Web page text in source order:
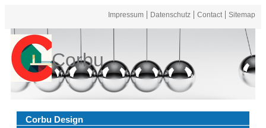
Impressum Datenschutz Contact Sitemap
Corbu
Corbu Design